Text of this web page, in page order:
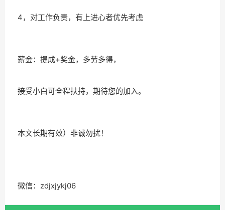
4，对工作负责，有上进心者优先考虑
薪金：提成+奖金，多劳多得，
接受小白可全程扶持，期待您的加入。
本文长期有效）非诚勿扰！
微信：zdjxjykj06